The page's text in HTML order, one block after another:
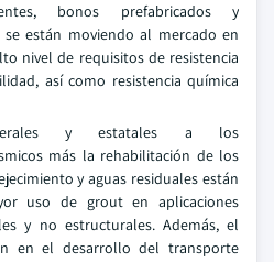
bonos prefabricados y
están moviendo al mercado en
nivel de requisitos de resistencia
así como resistencia química
y estatales a los
más la rehabilitación de los
y aguas residuales están
uso de grout en aplicaciones
y no estructurales. Además, el
en el desarrollo del transporte